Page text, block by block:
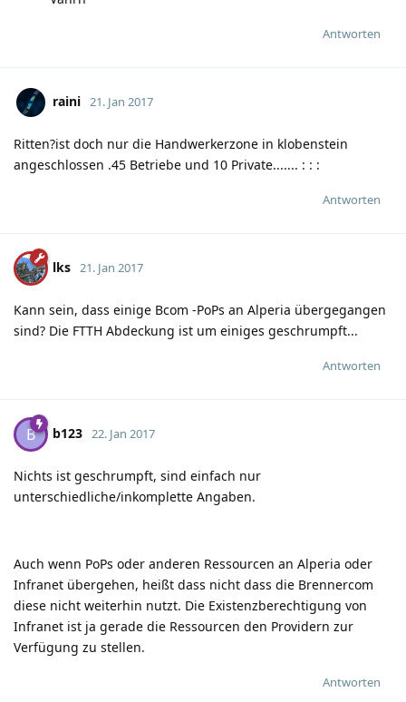
Antworten
raini 21. Jan 2017
Ritten?ist doch nur die Handwerkerzone in klobenstein
angeschlossen .45 Betriebe und 10 Private....... : : :
Antworten
lks 21. Jan 2017
Kann sein, dass einige Bcom -PoPs an Alperia übergegangen
sind? Die FTTH Abdeckung ist um einiges geschrumpft...
Antworten
B b123 22. Jan 2017
Nichts ist geschrumpft, sind einfach nur
unterschiedliche/inkomplette Angaben.
Auch wenn PoPs oder anderen Ressourcen an Alperia oder
Infranet übergehen, heißt dass nicht dass die Brennercom
diese nicht weiterhin nutzt. Die Existenzberechtigung von
Infranet ist ja gerade die Ressourcen den Providern zur
Verfügung zu stellen.
Antworten